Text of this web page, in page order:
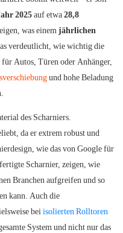
2025auf etwa28,8
was einemjährlichen
verdeutlicht, wie wichtig die
Autos, Türen oder Anhänger,
und hohe Beladung
des Scharniers.
da er extrem robust und
wie das von Google für
Scharnier, zeigen, wie
Branchen aufgreifen und so
kann. Auch die
beiisolierten Rolltoren
System und nicht nur das